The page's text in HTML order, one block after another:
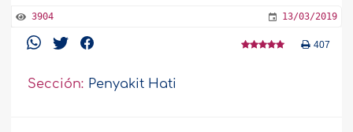
3904 13/03/2019
407
Sección: Penyakit Hati